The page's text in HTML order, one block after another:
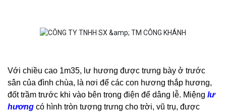
Với chiều cao 1m35, lư hương được trưng bày ở trước
sân của đình chùa, là nơi để các con hương thắp hương,
đốt trầm trước khi vào bên trong điện để dâng lễ. Miệng lư
hương có hình tròn tượng trưng cho trời, vũ trụ, được